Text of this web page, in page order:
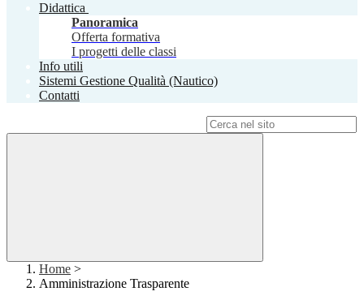
Didattica
Panoramica
Offerta formativa
I progetti delle classi
Info utili
Sistemi Gestione Qualità (Nautico)
Contatti
Home >
Amministrazione Trasparente